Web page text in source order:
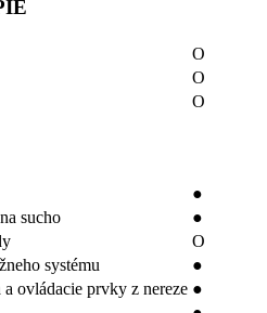
O
O
O
●
sucho
●
O
systému
●
ovládacie prvky z nereze ●